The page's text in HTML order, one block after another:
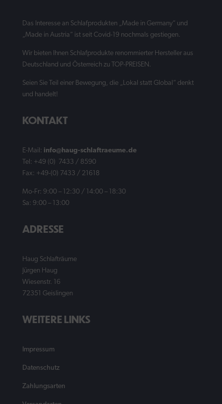
Das Interesse an Schlafprodukten „Made in Germany“ und
„Made in Austria“ ist seit Covid-19 nochmals gestiegen.
Wir bieten Ihnen Schlafprodukte renommierter Hersteller aus
Deutschland und Österreich zu TOP-PREISEN.
Seien Sie Teil einer Bewegung, die „Lokal statt Global“ denkt
und handelt!
KONTAKT
E-Mail: info@haug-schlaftraeume.de
Tel: +49 (0) 7433 / 8590
Fax: +49-(0) 7433 / 21618
Mo-Fr: 9:00 – 12:30 / 14:00 – 18:30
Sa: 9:00 – 13:00
ADRESSE
Haug Schlafträume
Jürgen Haug
Wiesenstr. 16
72351 Geislingen
WEITERE LINKS
Impressum
Datenschutz
Zahlungsarten